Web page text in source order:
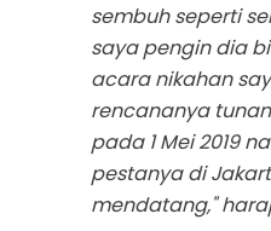
sembuh seperti
saya pengin dia
acara nikahan
rencananya
pada 1 Mei 2019
pestanya di
mendatang,"